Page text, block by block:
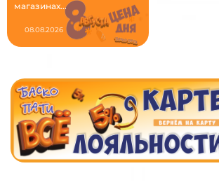
магазинах...
08.08.2026